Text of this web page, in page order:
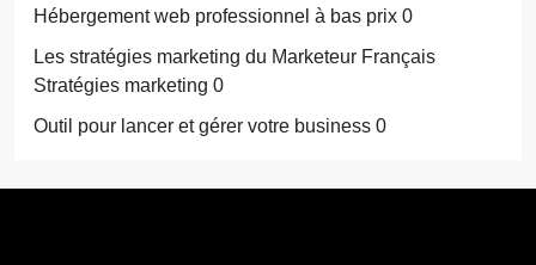
Hébergement web professionnel à bas prix 0
Les stratégies marketing du Marketeur Français
Stratégies marketing 0
Outil pour lancer et gérer votre business 0